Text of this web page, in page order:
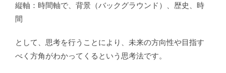
縦軸：時間軸で、背景（バックグラウンド）、歴史、時
間
として、思考を行うことにより、未来の方向性や目指す
べく方角がわかってくるという思考法です。